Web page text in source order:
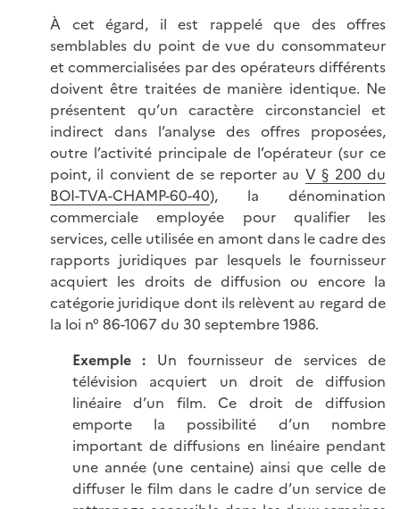
À cet égard, il est rappelé que des offres
semblables du point de vue du consommateur
et commercialisées par des opérateurs différents
doivent être traitées de manière identique. Ne
présentent qu’un caractère circonstanciel et
indirect dans l’analyse des offres proposées,
outre l’activité principale de l’opérateur (sur ce
point, il convient de se reporter au V § 200 du
BOI-TVA-CHAMP-60-40), la dénomination
commerciale employée pour qualifier les
services, celle utilisée en amont dans le cadre des
rapports juridiques par lesquels le fournisseur
acquiert les droits de diffusion ou encore la
catégorie juridique dont ils relèvent au regard de
la loi n° 86-1067 du 30 septembre 1986.
Exemple : Un fournisseur de services de
télévision acquiert un droit de diffusion
linéaire d’un film. Ce droit de diffusion
emporte la possibilité d’un nombre
important de diffusions en linéaire pendant
une année (une centaine) ainsi que celle de
diffuser le film dans le cadre d’un service de